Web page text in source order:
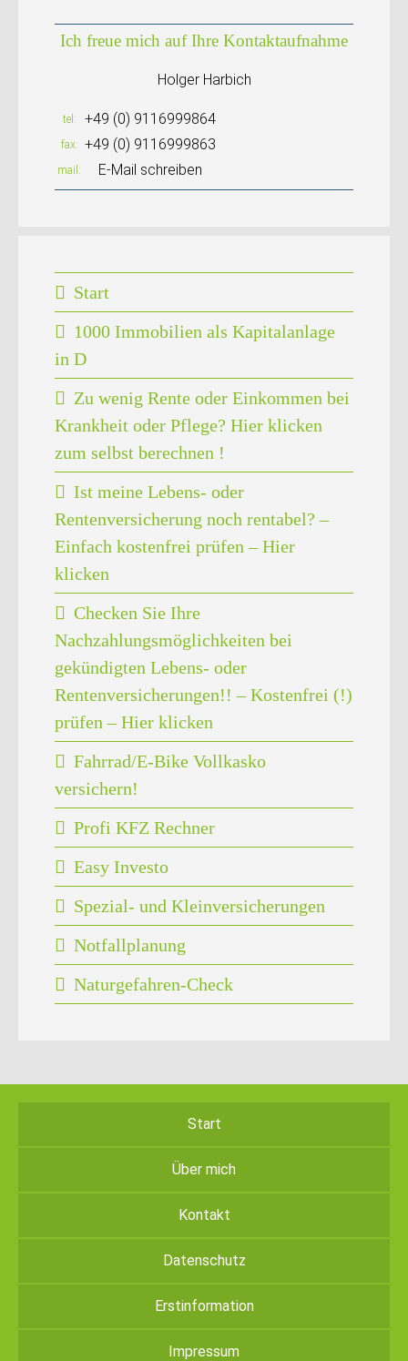
Ich freue mich auf Ihre Kontaktaufnahme
Holger Harbich
tel +49 (0) 9116999864
fax +49 (0) 9116999863
mail E-Mail schreiben
Start
1000 Immobilien als Kapitalanlage
in D
Zu wenig Rente oder Einkommen bei
Krankheit oder Pflege? Hier klicken
zum selbst berechnen !
Ist meine Lebens- oder
Rentenversicherung noch rentabel? –
Einfach kostenfrei prüfen – Hier
klicken
Checken Sie Ihre
Nachzahlungsmöglichkeiten bei
gekündigten Lebens- oder
Rentenversicherungen!! – Kostenfrei (!)
prüfen – Hier klicken
Fahrrad/E-Bike Vollkasko
versichern!
Profi KFZ Rechner
Easy Investo
Spezial- und Kleinversicherungen
Notfallplanung
Naturgefahren-Check
Start
Über mich
Kontakt
Datenschutz
Erstinformation
Impressum